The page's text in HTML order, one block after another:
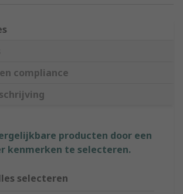
compliance
producten door een
kenmerken te selecteren.
selecteren